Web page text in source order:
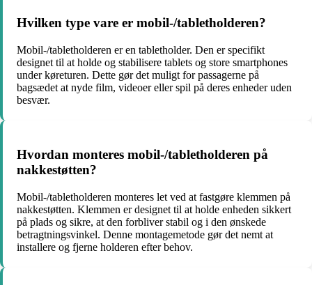
Hvilken type vare er mobil-/tabletholderen?
Mobil-/tabletholderen er en tabletholder. Den er specifikt
designet til at holde og stabilisere tablets og store smartphones
under køreturen. Dette gør det muligt for passagerne på
bagsædet at nyde film, videoer eller spil på deres enheder uden
besvær.
Hvordan monteres mobil-/tabletholderen på
nakkestøtten?
Mobil-/tabletholderen monteres let ved at fastgøre klemmen på
nakkestøtten. Klemmen er designet til at holde enheden sikkert
på plads og sikre, at den forbliver stabil og i den ønskede
betragtningsvinkel. Denne montagemetode gør det nemt at
installere og fjerne holderen efter behov.